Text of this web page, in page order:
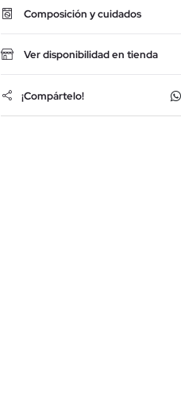
Composición y cuidados
Ver disponibilidad en tienda
¡Compártelo!